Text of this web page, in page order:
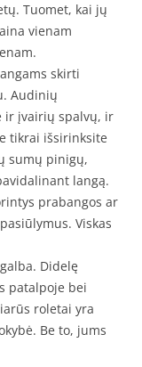
Tuomet, kai jų
vienam
skirti
Audinių
ir įvairių spalvų, ir
tikrai išsirinksite
sumų pinigų,
langą.
prabangos ar
Viskas
Didelę
patalpoje bei
roletai yra
Be to, jums